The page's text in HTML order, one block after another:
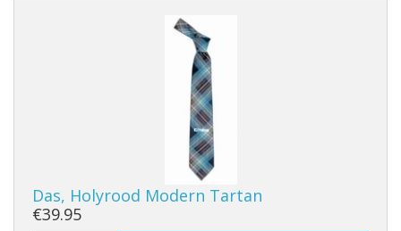
Das, Holyrood Modern Tartan
€39.95